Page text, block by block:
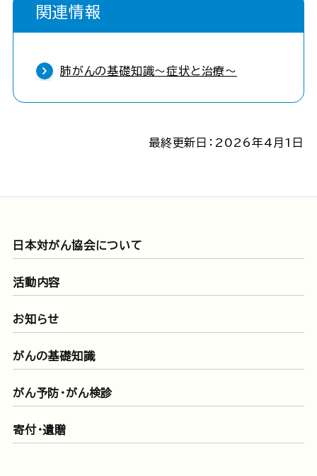
関連情報
肺がんの基礎知識〜症状と治療〜
最終更新日：2026年4月1日
日本対がん協会について
活動内容
お知らせ
がんの基礎知識
がん予防・がん検診
寄付・遺贈